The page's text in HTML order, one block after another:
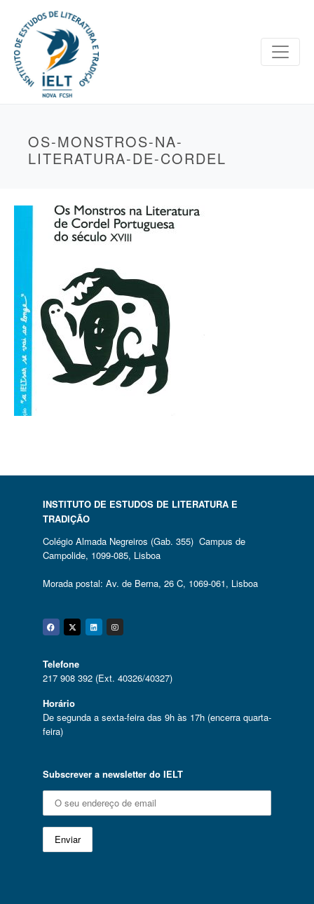
OS-MONSTROS-NA-
LITERATURA-DE-CORDEL
INSTITUTO DE ESTUDOS DE LITERATURA E
TRADIÇÃO
Colégio Almada Negreiros (Gab. 355) Campus de
Campolide, 1099-085, Lisboa
Morada postal: Av. de Berna, 26 C, 1069-061, Lisboa
Facebook
Twitter
Linkedin
Instagram
Telefone
217 908 392 (Ext. 40326/40327)
Horário
De segunda a sexta-feira das 9h às 17h (encerra quarta-
feira)
Subscrever a newsletter do IELT